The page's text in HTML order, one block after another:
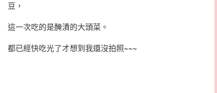
豆，
這一次吃的是醃漬的大頭菜。
都已經快吃光了才想到我還沒拍照~~~